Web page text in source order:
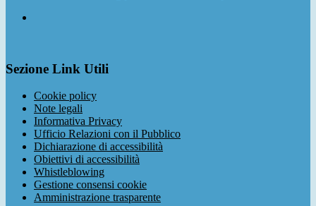
Sezione Link Utili
Cookie policy
Note legali
Informativa Privacy
Ufficio Relazioni con il Pubblico
Dichiarazione di accessibilità
Obiettivi di accessibilità
Whistleblowing
Gestione consensi cookie
Amministrazione trasparente